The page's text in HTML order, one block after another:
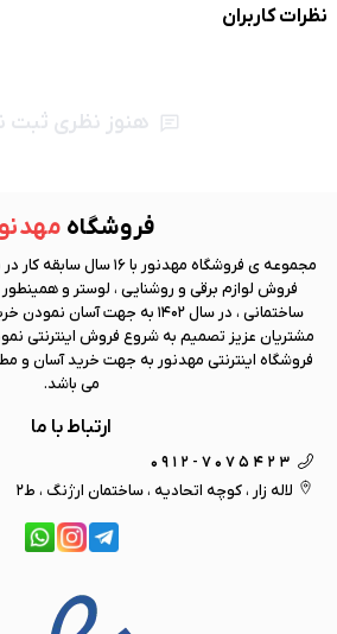
نظرات کاربران
هنوز نظری ثبت
فروشگاه مهد
مجموعه ی فروشگاه مهد نور
با 16 سال سابقه کار
فروش لوازم برقی و روشنایی ، لوستر و
ساختمانی ، در سال 1402 به جهت
مشتریان عزیز تصمیم به شروع فروش اینترنتی
فروشگاه اینترنتی مهد نور به جهت خرید آسان و
می باشد.
ارتباط با ما
0912-7075423
لاله زار ، کوچه اتحادیه ، ساختمان ارژنگ ، ط2